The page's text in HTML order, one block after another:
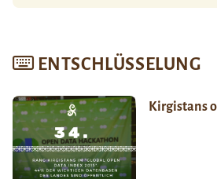
ENTSCHLÜSSELUNG
Kirgistans